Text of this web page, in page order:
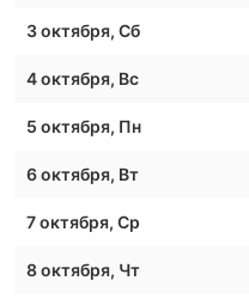
3 октября, Сб
4 октября, Вс
5 октября, Пн
6 октября, Вт
7 октября, Ср
8 октября, Чт